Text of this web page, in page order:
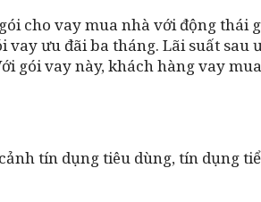
cho vay mua nhà với động thái
ưu đãi ba tháng. Lãi suất
vay này, khách hàng vay
tín dụng tiêu dùng, tín dụng